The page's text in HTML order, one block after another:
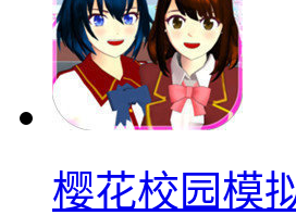
樱花校园模